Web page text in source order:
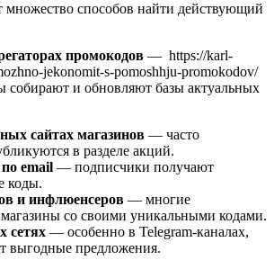
множество способов найти действующий
промокодов — https://karl-
jekonomit-s-pomoshhju-promokodov/
собирают и обновляют базы актуальных
сайтах магазинов — часто
в разделе акций.
email — подписчики получают
коды.
и инфлюенсеров — многие
со своими уникальными кодами.
сетях — особенно в Telegram-каналах,
выгодные предложения.